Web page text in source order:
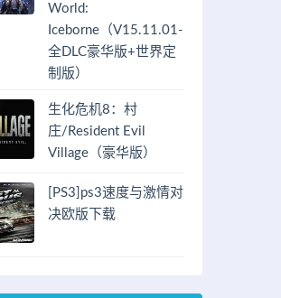
World:
Iceborne（V15.11.01-
全DLC豪华版+世界定
制版）
生化危机8：村
庄/Resident Evil
Village（豪华版）
[PS3]ps3速度与激情对
决欧版下载